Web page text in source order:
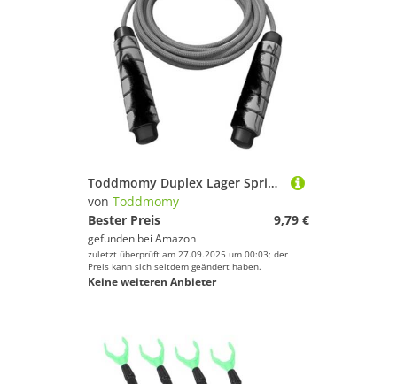
Toddmomy Duplex Lager Springseil Gewichtetes Fitness Seil für Erwachsene und Schüler Flexibles Trainings sprungseil für Cardio Sport und Gewichtsverlust
von Toddmomy
Bester Preis
9,79 €
gefunden bei Amazon
zuletzt überprüft am 27.09.2025 um 00:03; der
Preis kann sich seitdem geändert haben.
Keine weiteren Anbieter